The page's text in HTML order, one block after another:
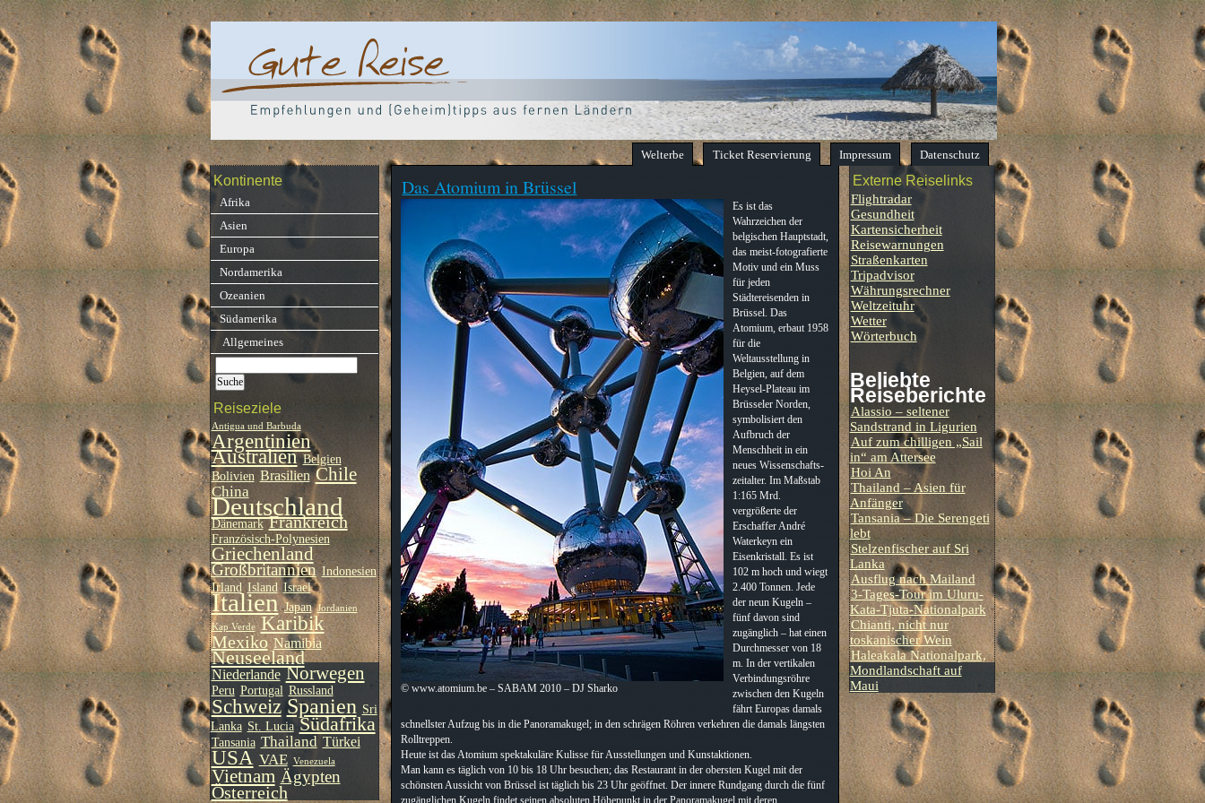
Welterbe Ticket Reservierung Impressum Datenschutz
Das Atomium in Brüssel
© www.atomium.be – SABAM 2010 – DJ Sharko
Es ist das
Wahrzeichen der
belgischen Hauptstadt,
das meist-fotografierte
Motiv und ein Muss
für jeden
Städtereisenden in
Brüssel. Das
Atomium, erbaut 1958
für die
Weltausstellung in
Belgien, auf dem
Heysel-Plateau im
Brüsseler Norden,
symbolisiert den
Aufbruch der
Menschheit in ein
neues Wissenschafts-
zeitalter. Im Maßstab
1:165 Mrd.
vergrößerte der
Erschaffer André
Waterkeyn ein
Eisenkristall. Es ist
102 m hoch und wiegt
2.400 Tonnen. Jede
der neun Kugeln –
fünf davon sind
zugänglich – hat einen
Durchmesser von 18
m. In der vertikalen
Verbindungsröhre
zwischen den Kugeln
fährt Europas damals
schnellster Aufzug bis in die Panoramakugel; in den schrägen Röhren verkehren die damals längsten
Rolltreppen.
Heute ist das Atomium spektakuläre Kulisse für Ausstellungen und Kunstaktionen.
Man kann es täglich von 10 bis 18 Uhr besuchen; das Restaurant in der obersten Kugel mit der
schönsten Aussicht von Brüssel ist täglich bis 23 Uhr geöffnet. Der innere Rundgang durch die fünf
zugänglichen Kugeln findet seinen absoluten Höhepunkt in der Panoramakugel mit deren
Externe Reiselinks
Flightradar
Gesundheit
Kartensicherheit
Reisewarnungen
Straßenkarten
Tripadvisor
Währungsrechner
Weltzeituhr
Wetter
Wörterbuch
Beliebte
Reiseberichte
Alassio – seltener
Sandstrand in Ligurien
Auf zum chilligen „Sail
in“ am Attersee
Hoi An
Thailand – Asien für
Anfänger
Tansania – Die Serengeti
lebt
Stelzenfischer auf Sri
Lanka
Ausflug nach Mailand
3-Tages-Tour im Uluru-
Kata-Tjuta-Nationalpark
Chianti, nicht nur
toskanischer Wein
Haleakala Nationalpark,
Mondlandschaft auf
Maui
Kontinente
Afrika
Asien
Europa
Nordamerika
Ozeanien
Südamerika
Allgemeines
Reiseziele
Antigua und Barbuda
Argentinien
Australien Belgien
Bolivien Brasilien Chile
China
Deutschland
Dänemark Frankreich
Französisch-Polynesien
Griechenland
Großbritannien Indonesien
Irland Island Israel
Italien Japan Jordanien
Kap Verde Karibik
Mexiko Namibia
Neuseeland
Niederlande Norwegen
Peru Portugal Russland
Schweiz Spanien Sri
Lanka St. Lucia Südafrika
Tansania Thailand Türkei
USA VAE Venezuela
Vietnam Ägypten
Österreich